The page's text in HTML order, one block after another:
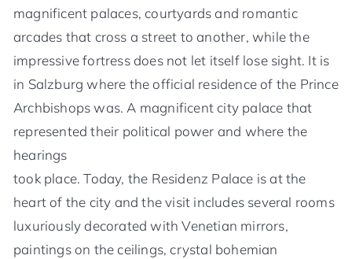
magnificent palaces, courtyards and romantic
arcades that cross a street to another, while the
impressive fortress does not let itself lose sight. It is
in Salzburg where the official residence of the Prince
Archbishops was. A magnificent city palace that
represented their political power and where the
hearings
took place. Today, the Residenz Palace is at the
heart of the city and the visit includes several rooms
luxuriously decorated with Venetian mirrors,
paintings on the ceilings, crystal bohemian